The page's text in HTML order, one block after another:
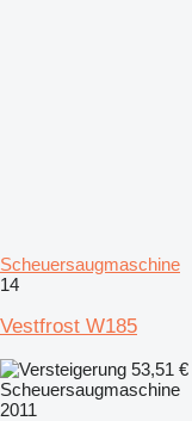
Scheuersaugmaschine
14
Vestfrost W185
53,51 €
Scheuersaugmaschine
2011